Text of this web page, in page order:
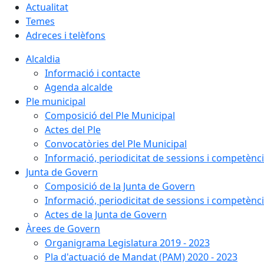
Actualitat
Temes
Adreces i telèfons
Alcaldia
Informació i contacte
Agenda alcalde
Ple municipal
Composició del Ple Municipal
Actes del Ple
Convocatòries del Ple Municipal
Informació, periodicitat de sessions i
Junta de Govern
Composició de la Junta de Govern
Informació, periodicitat de sessions i
Actes de la Junta de Govern
Àrees de Govern
Organigrama Legislatura 2019 - 2023
Pla d'actuació de Mandat (PAM) 2020 - 2023